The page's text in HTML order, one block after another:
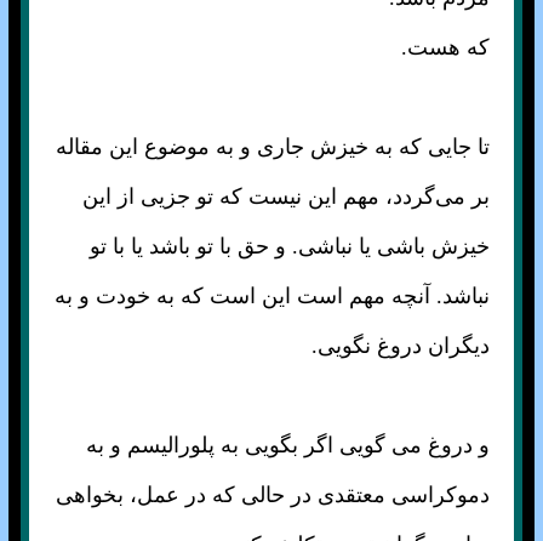
که هست.
تا جایی که به خیزش جاری و به موضوع این مقاله
بر می‌گردد، مهم این نیست که تو جزیی از این
خیزش باشی یا نباشی. و حق با تو باشد یا با تو
نباشد. آنچه مهم است این است که به خودت و به
دیگران دروغ نگویی.
و دروغ می گویی اگر بگویی به پلورالیسم و به
دموکراسی معتقدی در حالی که در عمل، بخواهی